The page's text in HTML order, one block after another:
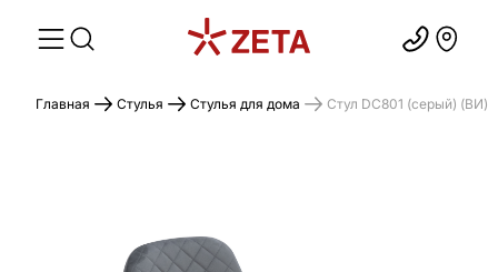
Главная Стулья Стулья для дома Стул DC801 (серый) (ВИ)